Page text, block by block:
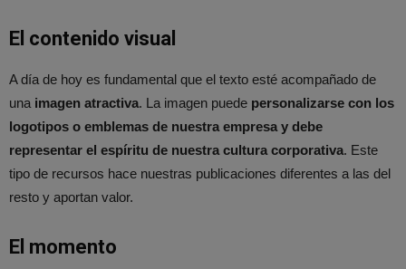
El contenido visual
A día de hoy es fundamental que el texto esté acompañado de
una imagen atractiva. La imagen puede personalizarse con los
logotipos o emblemas de nuestra empresa y debe
representar el espíritu de nuestra cultura corporativa. Este
tipo de recursos hace nuestras publicaciones diferentes a las del
resto y aportan valor.
El momento